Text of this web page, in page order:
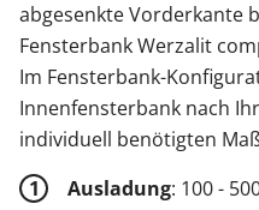
abgesenkte Vorderkante
Fensterbank Werzalit
Im Fensterbank-
Innenfensterbank nach
individuell benötigten
Ausladung: 100 -